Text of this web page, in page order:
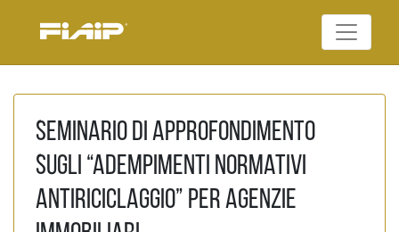
Federazione Italiana
Seminario di approfondimento
sugli “Adempimenti normativi
antiriciclaggio” per Agenzie